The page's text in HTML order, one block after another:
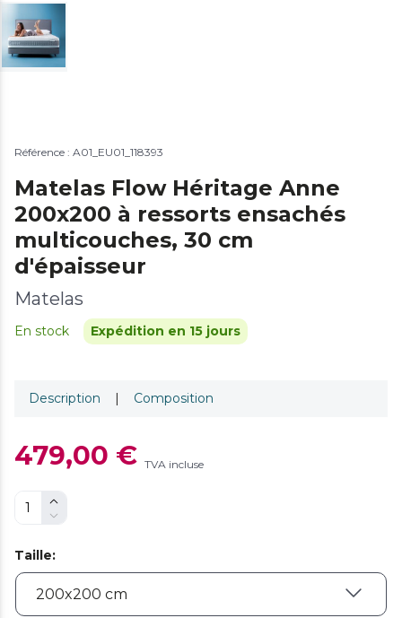
Référence : A01_EU01_118393
Matelas Flow Héritage Anne
200x200 à ressorts ensachés
multicouches, 30 cm
d'épaisseur
Matelas
En stock Expédition en 15 jours
Description | Composition
479,00 € TVA incluse
Taille: